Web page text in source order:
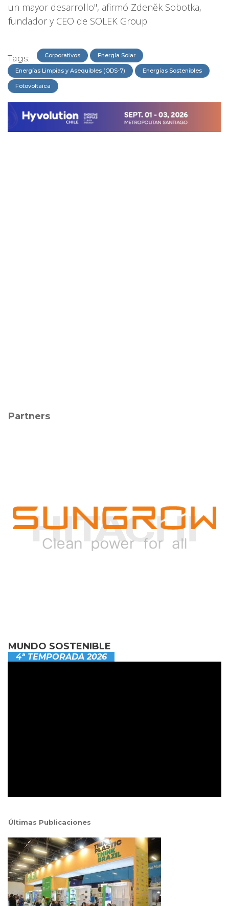
un mayor desarrollo", afirmó Zdeněk Sobotka,
fundador y CEO de SOLEK Group.
Tags: Corporativos Energía Solar
Energías Limpias y Asequibles (ODS-7) Energías Sostenibles
Fotovoltaica
Partners
MUNDO SOSTENIBLE
4ª TEMPORADA 2026
Últimas Publicaciones